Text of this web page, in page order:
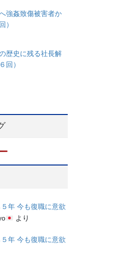
強姦致傷被害者か
）
歴史に残る社長解
回）
年 今も復職に意欲
より
年 今も復職に意欲